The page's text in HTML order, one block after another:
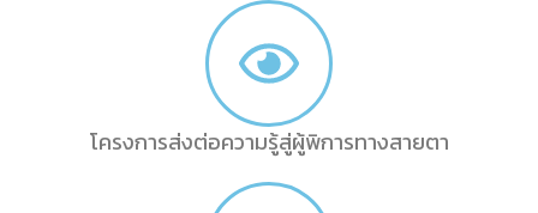
โครงการส่งต่อความรู้สู่ผู้พิการทางสายตา